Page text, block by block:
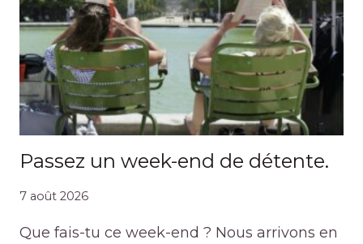
Passez un week-end de détente.
7 août 2026
Que fais-tu ce week-end ? Nous arrivons en